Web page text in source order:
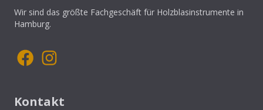
Wir sind das größte Fachgeschäft für Holzblasinstrumente in
Hamburg.
Kontakt